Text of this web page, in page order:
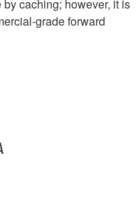
caching; however, it is
grade forward